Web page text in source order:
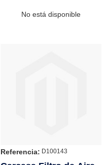
No está disponible
Referencia: D100143